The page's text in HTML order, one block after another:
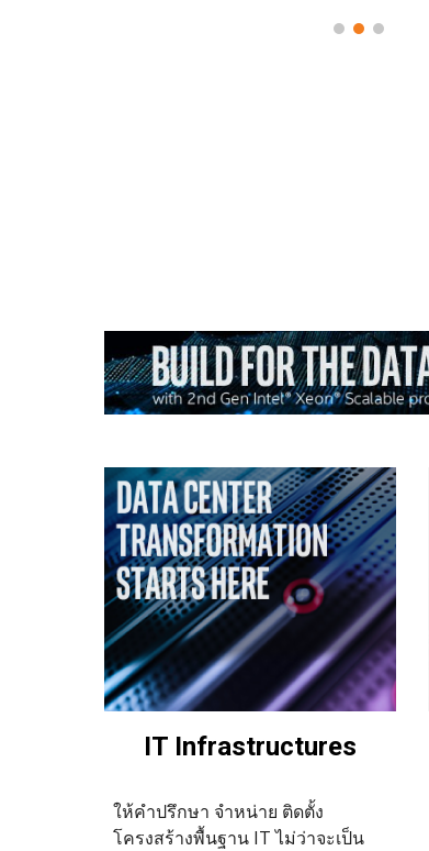
IT Infrastructures
ให้คำปรึกษา จำหน่าย ติดตั้ง
โครงสร้างพื้นฐาน IT ไม่ว่าจะเป็น